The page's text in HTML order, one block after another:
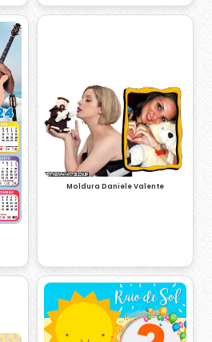
Moldura Daniele Valente